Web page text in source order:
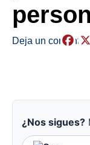
Deja un
¿Nos sigues?